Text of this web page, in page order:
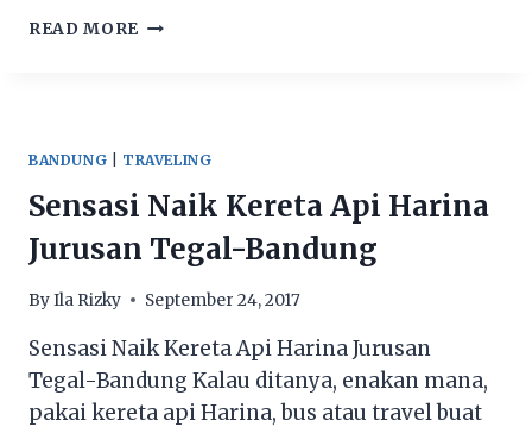
READ MORE INILAH
BANDUNG TRAVELING
Sensasi Naik Kereta Api Harina
Jurusan Tegal-Bandung
ByIla Rizky September 24, 2017
Sensasi Naik Kereta Api Harina Jurusan
Tegal-Bandung Kalau ditanya, enakan mana,
pakai kereta api Harina, bus atau travel buat